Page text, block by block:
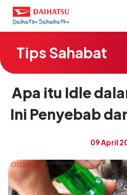
Tips Sahabat
Apa itu Idle
Ini Penyebab
09 April